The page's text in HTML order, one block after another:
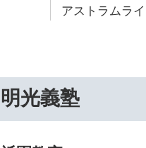
アストラムラ
明光義塾